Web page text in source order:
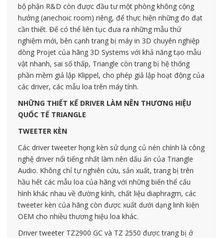
bộ phận R&D còn được đầu tư một phòng không cộng
hưởng (anechoic room) riêng, để thực hiện những đo đạt
cần thiết. Để có thể liên tục đưa ra những mẫu thử
nghiệm mới, bên cạnh trang bị máy in 3D chuyên nghiệp
dòng Projet của hãng 3D Systems với khả năng tạo mẫu
vật nhanh, sai số thấp, Triangle còn trang bị hệ thống
phần mềm giả lập Klippel, cho phép giả lập hoạt động của
các driver, các mẫu loa trên máy tính.
NHỮNG THIẾT KẾ DRIVER LÀM NÊN THƯƠNG HIỆU
QUỐC TẾ TRIANGLE
TWEETER KÈN
Các driver tweeter họng kèn sử dụng củ nén chính là công
nghệ driver nổi tiếng nhất làm nên dấu ấn của Triangle
Audio. Không chỉ tự nghiên cứu, sản xuất, trang bị trên
hầu hết các mẫu loa của hãng với những biến thể cấu
hình khác nhau về đường kính, chất liệu diaphragm, các
tweeter kèn của hãng còn được xuất dưới dạng linh kiện
OEM cho nhiều thương hiệu loa khác.
Driver tweeter TZ2900 GC và TZ 2550 được trang bị ở